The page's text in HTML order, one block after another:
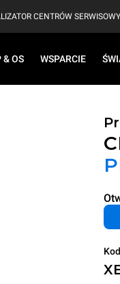
CENTRÓW
& OS WSPARCIE